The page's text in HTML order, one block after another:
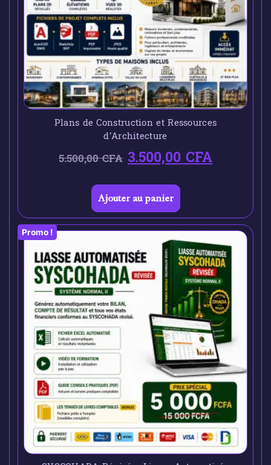
Plans de Construction et Ressources
d’Architecture
5.500,00CFA 3.500,00CFA
Ajouter au panier
Promo !